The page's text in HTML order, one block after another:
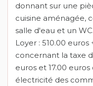
donnant sur une
cuisine aménagée,
salle d'eau et un WC.
Loyer : 510.00
concernant la taxe
euros et 17.00
électricité des